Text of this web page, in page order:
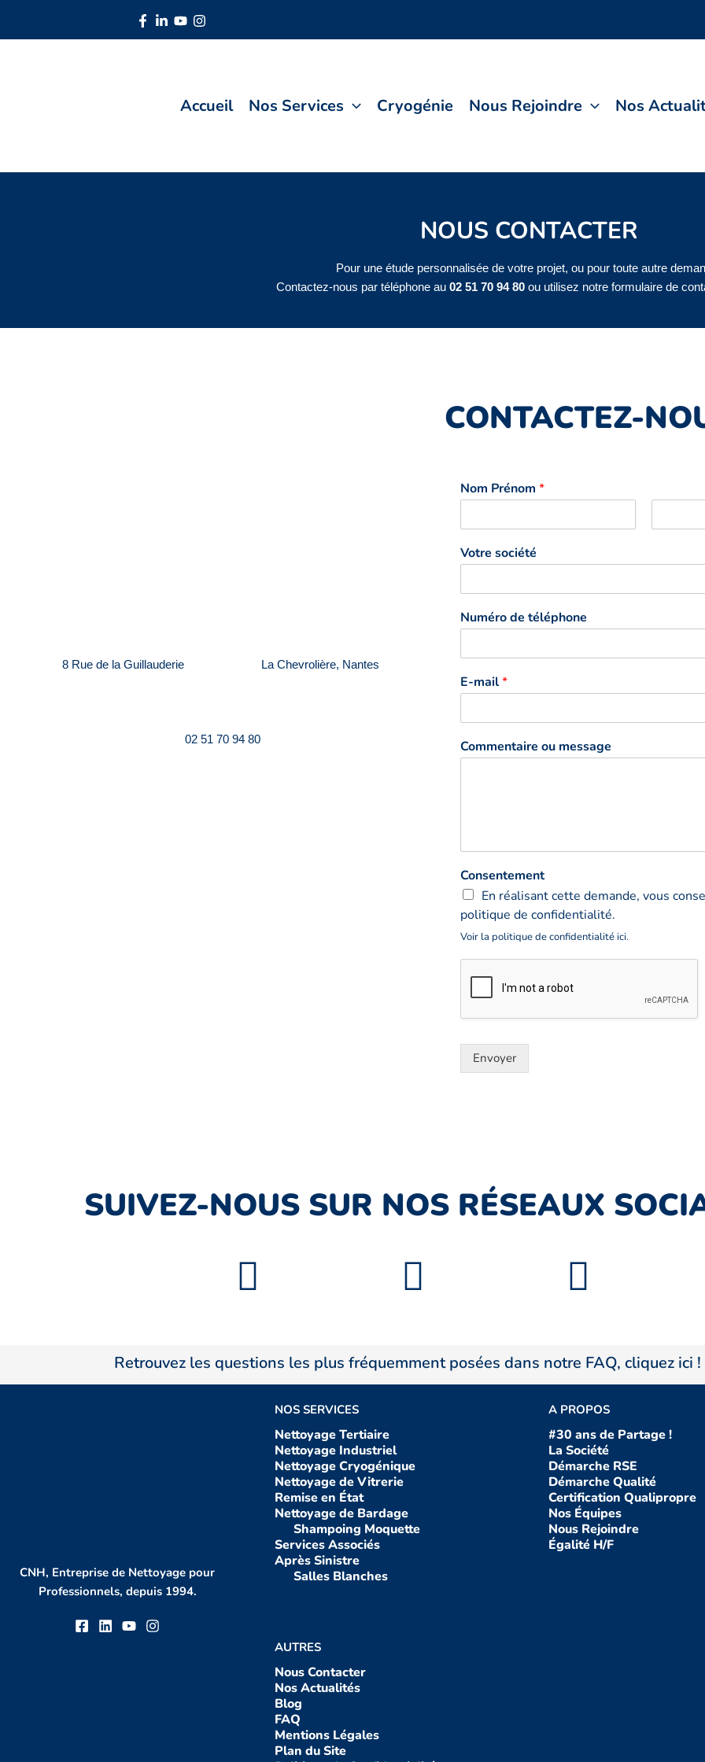
Accueil Nos Services Cryogénie Nous Rejoindre Nos
NOUS CONTACTER
Pour une étude personnalisée de votre projet, ou pour toute autre
Contactez-nous par téléphone au 02 51 70 94 80ou utilisez notre formulaire de
8 Rue de la Guillauderie La Chevrolière, Nantes
02 51 70 94 80
CONTACTEZ-
Nom Prénom *
r
é
m
Votre société
Numéro de téléphone
E-mail*
Commentaire ou message
Consentement
En réalisant cette demande, vous
politique de confidentialité.
Voir la politique de confidentialité ici.
Envoyer
SUIVEZ-NOUS SUR NOS RÉSEAUX
Retrouvez les questions les plus fréquemment posées dans notre FAQ, cliquez ici !
CNH, Entreprise de Nettoyage pour
Professionnels, depuis 1994.
NOS SERVICES
Nettoyage Tertiaire
Nettoyage Industriel
Nettoyage Cryogénique
Nettoyage de Vitrerie
Remise en État
Nettoyage de Bardage
Shampoing Moquette
Services Associés
Après Sinistre
Salles Blanches
AUTRES
Nous Contacter
Nos Actualités
Blog
FAQ
Mentions Légales
Plan du Site
A PROPOS
#30 ans de Partage !
La Société
Démarche RSE
Démarche Qualité
Certification Qualipropre
Nos Équipes
Nous Rejoindre
Égalité H/F